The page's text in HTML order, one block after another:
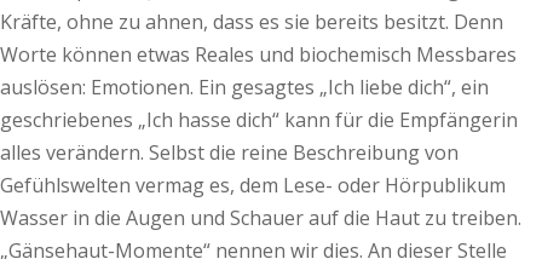
Kräfte, ohne zu ahnen, dass es sie bereits besitzt. Denn
Worte können etwas Reales und biochemisch Messbares
auslösen: Emotionen. Ein gesagtes „Ich liebe dich“, ein
geschriebenes „Ich hasse dich“ kann für die Empfängerin
alles verändern. Selbst die reine Beschreibung von
Gefühlswelten vermag es, dem Lese- oder Hörpublikum
Wasser in die Augen und Schauer auf die Haut zu treiben.
„Gänsehaut-Momente“ nennen wir dies. An dieser Stelle